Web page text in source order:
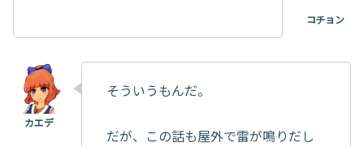
そういうもんだ。
だが、この話も屋外で雷が鳴りだし